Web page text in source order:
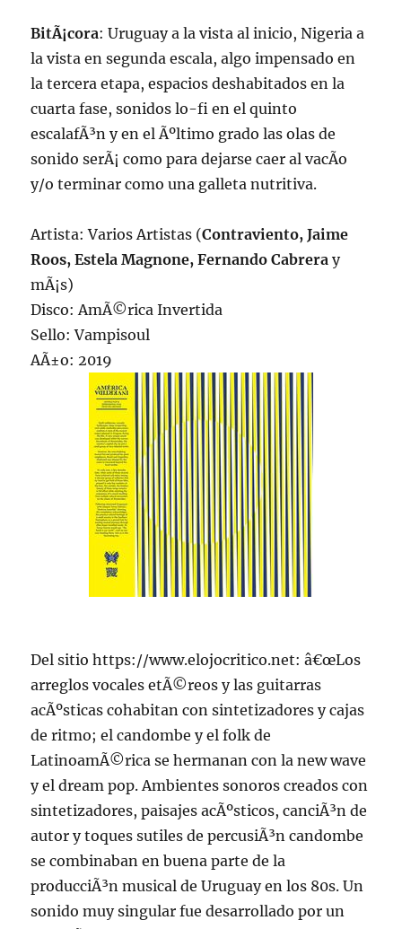
BitÃ¡cora: Uruguay a la vista al inicio, Nigeria a
la vista en segunda escala, algo impensado en
la tercera etapa, espacios deshabitados en la
cuarta fase, sonidos lo-fi en el quinto
escalafÃ³n y en el Ãºltimo grado las olas de
sonido serÃ¡ como para dejarse caer al vacÃ­o
y/o terminar como una galleta nutritiva.
Artista: Varios Artistas (Contraviento, Jaime
Roos, Estela Magnone, Fernando Cabreray
mÃ¡s)
Disco: AmÃ©rica Invertida
Sello: Vampisoul
AÃ±o: 2019
Del sitio https://www.elojocritico.net: â€œLos
arreglos vocales etÃ©reos y las guitarras
acÃºsticas cohabitan con sintetizadores y cajas
de ritmo; el candombe y el folk de
LatinoamÃ©rica se hermanan con la new wave
y el dream pop. Ambientes sonoros creados con
sintetizadores, paisajes acÃºsticos, canciÃ³n de
autor y toques sutiles de percusiÃ³n candombe
se combinaban en buena parte de la
producciÃ³n musical de Uruguay en los 80s. Un
sonido muy singular fue desarrollado por un